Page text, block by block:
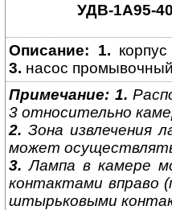
УДВ-1A95-
Описание: 1.
3. насос
Примечание: 1.
3 относительно
2. Зона извлечения
может
3. Лампа в камере
контактами вправо
штырьковыми